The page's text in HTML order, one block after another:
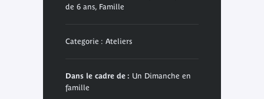
de 6 ans, Famille
Categorie : Ateliers
Dans le cadre de : Un Dimanche en
famille